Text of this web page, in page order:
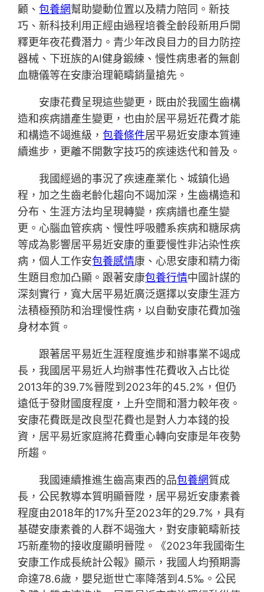
顧、包養網幫助變動位置以及精力陪同。新技
巧、新科技利用正經由過程培養全齡段新用戶開
釋更年夜花費潛力。青少年改良目力的目力防控
器械、下班族的AI健身鍛練、慢性病患者的無創
血糖儀等在安康治理範疇銷量搶先。
安康花費呈現這些變更，既由於我國生齒構
造和疾病譜產生變更，也由於居平易近花費才能
和構造不竭進級，包養條件居平易近安康本質連
續進步，更離不開數字技巧的疾速迭代和普及。
我國經過的事況了疾速產業化、城鎮化過
程，加之生齒老齡化趨向不竭加深，生齒構造和
分布、生涯方法均呈現轉變，疾病譜也產生變
更。心腦血管疾病、慢性呼吸體系疾病和糖尿病
等成為影響居平易近安康的重要慢性非沾染性疾
病，個人工作安包養感情康、心思安康和精力衛
生題目愈加凸顯。跟著安康包養行情中國計謀的
深刻實行，寬大居平易近廣泛選擇以安康生涯方
法積極預防和治理慢性病，以自動安康花費加強
身材本質。
跟著居平易近生涯程度進步和辦事業不竭成
長，我國居平易近人均辦事性花費收入占比從
2013年的39.7%晉陞到2023年的45.2%，但仍
遠低于發財國度程度，上升空間和潛力較年夜。
安康花費既是改良型花費也是對人力本錢的投
資，居平易近家庭將花費重心轉向安康是年夜勢
所趨。
我國連續推進生齒高東西的品包養網質成
長，公民教導本質明顯晉陞，居平易近安康素養
程度由2018年的17%升至2023年的29.7%，具有
基礎安康素養的人群不竭強大，對安康範疇新技
巧新產物的接收度顯明晉陞。《2023年我國衛生
安康工作成長統計公報》顯示，我國人均預期壽
命達78.6歲，嬰兒逝世亡率降落到4.5‰。公民